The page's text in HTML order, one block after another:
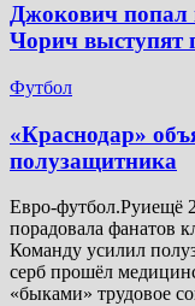
Джокович попал
Чорич выступят
Футбол
​«Краснодар»
полузащитника
Евро-футбол.Руиещё
порадовала фанатов
Команду усилил
серб прошёл
«быками» трудовое